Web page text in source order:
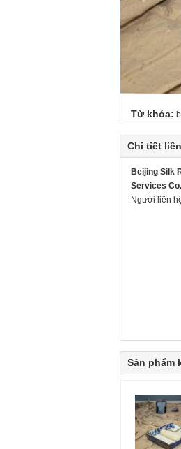
Từ khóa:
Chi tiết
Beijing Silk
Services
Người liên
Sản phẩm